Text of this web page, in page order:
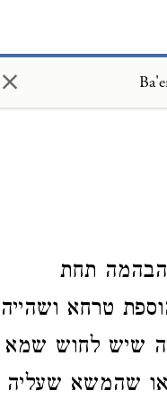
×
תחת
טרחא ושהייה
שיש לחוש שמא
או שהמשא שעליה